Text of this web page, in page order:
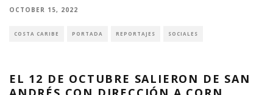
OCTOBER 15, 2022
COSTA CARIBE PORTADA REPORTAJES SOCIALES
EL 12 DE OCTUBRE SALIERON DE SAN